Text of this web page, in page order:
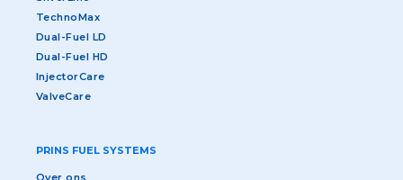
TechnoMax
Dual-Fuel LD
Dual-Fuel HD
InjectorCare
ValveCare
PRINS FUEL SYSTEMS
Over ons